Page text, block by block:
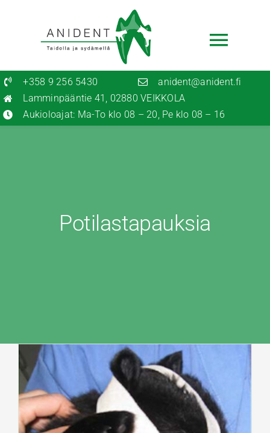
Etusivu
Ajanvaraus
+358 9 256 5430
anident@anident.fi
Lamminpääntie 41, 02880 VEIKKOLA
Aukioloajat: Ma-To klo 08 – 20, Pe klo 08 – 16
Potilastapauksia